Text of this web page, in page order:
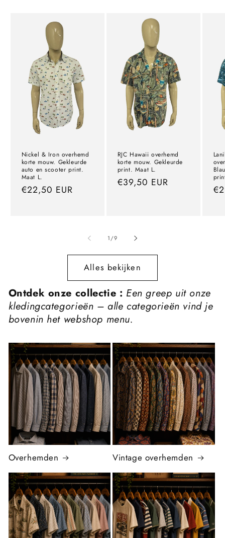
Nickel & Iron overhemd
korte mouw. Gekleurde
auto en scooter print.
Maat L.
Normale
€22,50 EUR
RJC Hawaii overhemd
korte mouw. Gekleurde
print. Maat L.
Normale
€39,50 EUR
1/van
9
Alles bekijken
Ontdek onze collectie : Een greep uit onze
kledingcategorieën – alle categorieën vind je
bovenin het webshop menu.
Overhemden Vintage overhemden